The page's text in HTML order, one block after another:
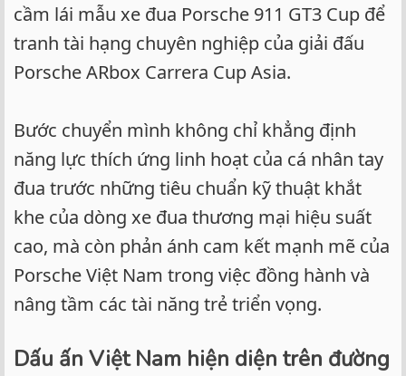
cầm lái mẫu xe đua Porsche 911 GT3 Cup để
tranh tài hạng chuyên nghiệp của giải đấu
Porsche ARbox Carrera Cup Asia.
Bước chuyển mình không chỉ khẳng định
năng lực thích ứng linh hoạt của cá nhân tay
đua trước những tiêu chuẩn kỹ thuật khắt
khe của dòng xe đua thương mại hiệu suất
cao, mà còn phản ánh cam kết mạnh mẽ của
Porsche Việt Nam trong việc đồng hành và
nâng tầm các tài năng trẻ triển vọng.
Dấu ấn Việt Nam hiện diện trên đường